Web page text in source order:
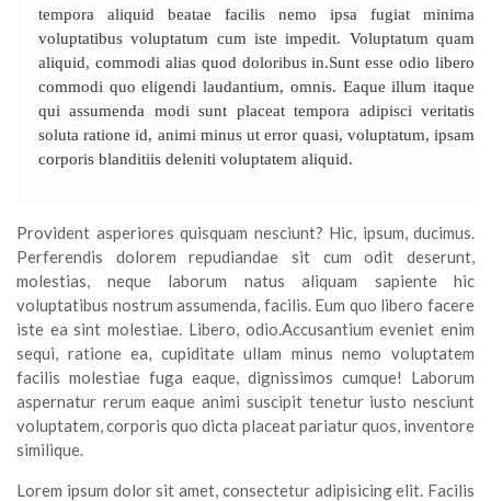
tempora aliquid beatae facilis nemo ipsa fugiat minima
voluptatibus voluptatum cum iste impedit. Voluptatum quam
aliquid, commodi alias quod doloribus in.Sunt esse odio libero
commodi quo eligendi laudantium, omnis. Eaque illum itaque
qui assumenda modi sunt placeat tempora adipisci veritatis
soluta ratione id, animi minus ut error quasi, voluptatum, ipsam
corporis blanditiis deleniti voluptatem aliquid.
Provident asperiores quisquam nesciunt? Hic, ipsum, ducimus.
Perferendis dolorem repudiandae sit cum odit deserunt,
molestias, neque laborum natus aliquam sapiente hic
voluptatibus nostrum assumenda, facilis. Eum quo libero facere
iste ea sint molestiae. Libero, odio.Accusantium eveniet enim
sequi, ratione ea, cupiditate ullam minus nemo voluptatem
facilis molestiae fuga eaque, dignissimos cumque! Laborum
aspernatur rerum eaque animi suscipit tenetur iusto nesciunt
voluptatem, corporis quo dicta placeat pariatur quos, inventore
similique.
Lorem ipsum dolor sit amet, consectetur adipisicing elit. Facilis